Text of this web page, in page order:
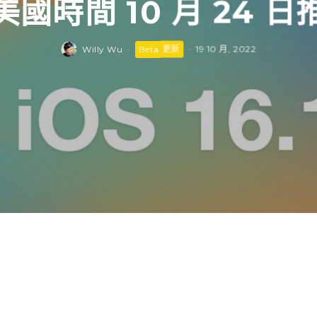
國時間 10 月 24 日
Willy Wu · Beta 更新 · 19 10 月, 2022